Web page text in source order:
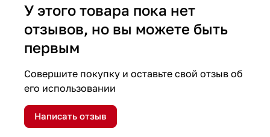
У этого товара пока нет
отзывов, но вы можете быть
первым
Совершите покупку и оставьте свой отзыв об
его использовании
Написать отзыв